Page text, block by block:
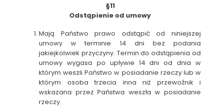
§11
Odstąpienie od umowy
Mają Państwo prawo odstąpić od niniejszej
umowy w terminie 14 dni bez podania
jakiejkolwiek przyczyny. Termin do odstąpienia od
umowy wygasa po upływie 14 dni od dnia w
którym weszli Państwo w posiadanie rzeczy lub w
którym osoba trzecia inna niż przewoźnik i
wskazana przez Państwa weszła w posiadanie
rzeczy.